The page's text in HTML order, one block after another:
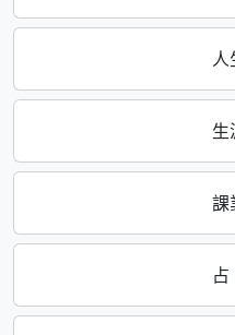
人
生
課